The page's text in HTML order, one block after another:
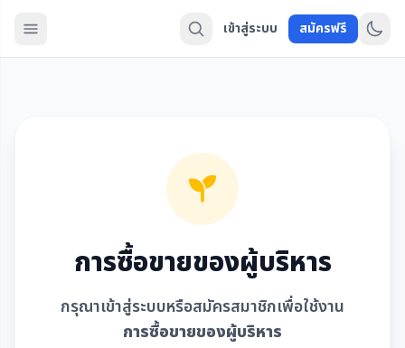
เข้าสู่ระบบ สมัครฟรี
การซื้อขายของผู้บริหาร
กรุณาเข้าสู่ระบบหรือสมัครสมาชิกเพื่อใช้งาน
การซื้อขายของผู้บริหาร